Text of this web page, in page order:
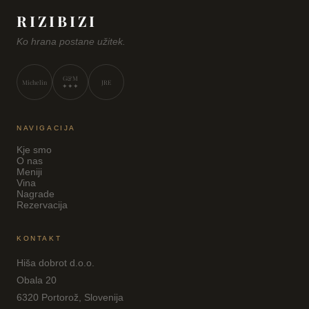
RIZIBIZI
Ko hrana postane užitek.
Michelin
G&M
✦✦✦
JRE
NAVIGACIJA
Kje smo
O nas
Meniji
Vina
Nagrade
Rezervacija
KONTAKT
Hiša dobrot d.o.o.
Obala 20
6320 Portorož, Slovenija